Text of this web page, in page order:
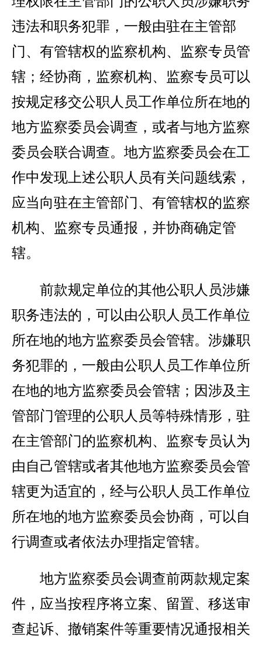
违法和职务犯罪，一般由驻在主管部
门、有管辖权的监察机构、监察专员管
辖；经协商，监察机构、监察专员可以
按规定移交公职人员工作单位所在地的
地方监察委员会调查，或者与地方监察
委员会联合调查。地方监察委员会在工
作中发现上述公职人员有关问题线索，
应当向驻在主管部门、有管辖权的监察
机构、监察专员通报，并协商确定管
辖。
前款规定单位的其他公职人员涉嫌
职务违法的，可以由公职人员工作单位
所在地的地方监察委员会管辖。涉嫌职
务犯罪的，一般由公职人员工作单位所
在地的地方监察委员会管辖；因涉及主
管部门管理的公职人员等特殊情形，驻
在主管部门的监察机构、监察专员认为
由自己管辖或者其他地方监察委员会管
辖更为适宜的，经与公职人员工作单位
所在地的地方监察委员会协商，可以自
行调查或者依法办理指定管辖。
地方监察委员会调查前两款规定案
件，应当按程序将立案、留置、移送审
查起诉、撤销案件等重要情况通报相关